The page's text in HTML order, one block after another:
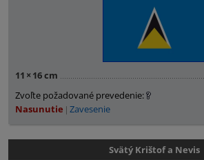
11 × 16 cm
Zvoľte požadované prevedenie:
Nasunutie Zavesenie
Svätý Krištof a Nevis